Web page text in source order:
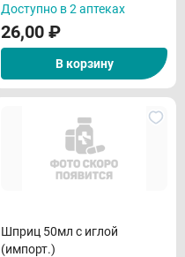
Доступно в 2 аптеках
26,00 ₽
В корзину
Шприц 50мл с иглой
(импорт.)